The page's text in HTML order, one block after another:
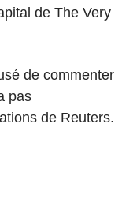
de The Very
de commenter
pas
de Reuters.